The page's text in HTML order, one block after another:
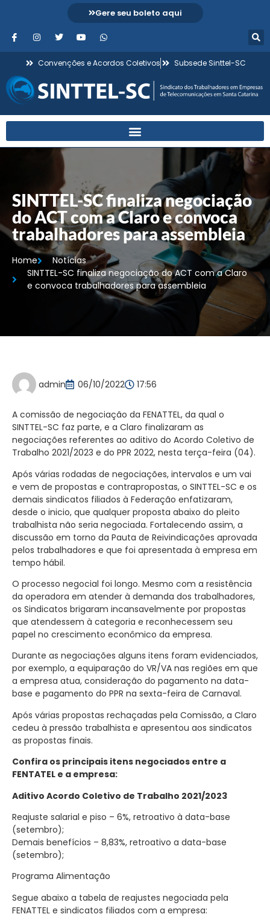
Gere seu boleto aqui
Convenções e Acordos Coletivos Subsede Sinttel-SC
SINTTEL-SC finaliza negociação
do ACT com a Claro e convoca
trabalhadores para assembleia
Home
Notícias
SINTTEL-SC finaliza negociação do ACT com a Claro
e convoca trabalhadores para assembleia
admin 06/10/2022 17:56
A comissão de negociação da FENATTEL, da qual o
SINTTEL-SC faz parte, e a Claro finalizaram as
negociações referentes ao aditivo do Acordo Coletivo de
Trabalho 2021/2023 e do PPR 2022, nesta terça-feira (04).
Após várias rodadas de negociações, intervalos e um vai
e vem de propostas e contrapropostas, o SINTTEL-SC e os
demais sindicatos filiados à Federação enfatizaram,
desde o inicio, que qualquer proposta abaixo do pleito
trabalhista não seria negociada. Fortalecendo assim, a
discussão em torno da Pauta de Reivindicações aprovada
pelos trabalhadores e que foi apresentada à empresa em
tempo hábil.
O processo negocial foi longo. Mesmo com a resistência
da operadora em atender à demanda dos trabalhadores,
os Sindicatos brigaram incansavelmente por propostas
que atendessem à categoria e reconhecessem seu
papel no crescimento econômico da empresa.
Durante as negociações alguns itens foram evidenciados,
por exemplo, a equiparação do VR/VA nas regiões em que
a empresa atua, consideração do pagamento na data-
base e pagamento do PPR na sexta-feira de Carnaval.
Após várias propostas rechaçadas pela Comissão, a Claro
cedeu à pressão trabalhista e apresentou aos sindicatos
as propostas finais.
Confira os principais itens negociados entre a
FENTATEL e a empresa:
Aditivo Acordo Coletivo de Trabalho 2021/2023
Reajuste salarial e piso – 6%, retroativo à data-base
(setembro);
Demais benefícios – 8,83%, retroativo a data-base
(setembro);
Programa Alimentação
Segue abaixo a tabela de reajustes negociada pela
FENATTEL e sindicatos filiados com a empresa: